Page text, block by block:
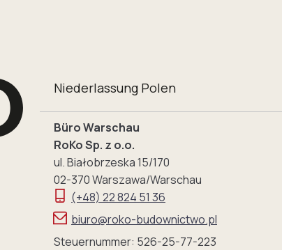
Niederlassung Polen
Büro Warschau
RoKo Sp. z o.o.
ul. Białobrzeska 15/170
02-370 Warszawa/Warschau
(+48) 22 824 51 36
biuro@roko-budownictwo.pl
Steuernummer: 526-25-77-223